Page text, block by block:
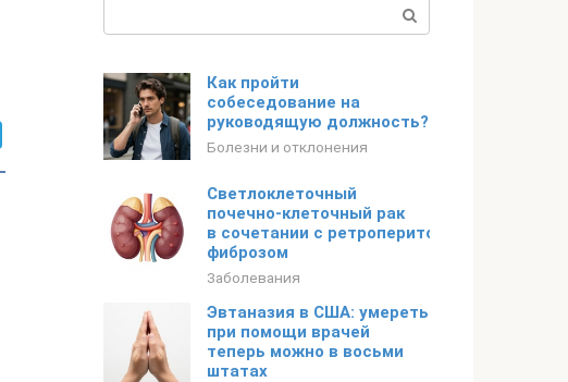
Как пройти
собеседование на
руководящую должность?
Болезни и отклонения
Светлоклеточный
почечно-клеточный рак
в сочетании с ретроперитонеальным
фиброзом
Заболевания
Эвтаназия в США: умереть
при помощи врачей
теперь можно в восьми
штатах